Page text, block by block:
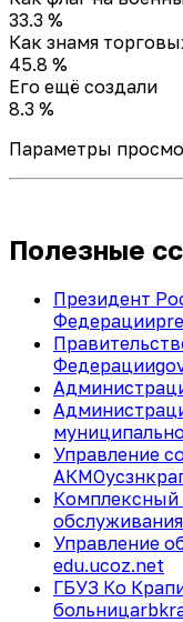
33.3 %
Как знамя
45.8 %
Его ещё создали
8.3 %
Параметры
Полезные
Президент
Федерации
Федерации
Управление
АКМО
Комплексный
Управление
edu.ucoz.net
ГБУЗ Ко
больница